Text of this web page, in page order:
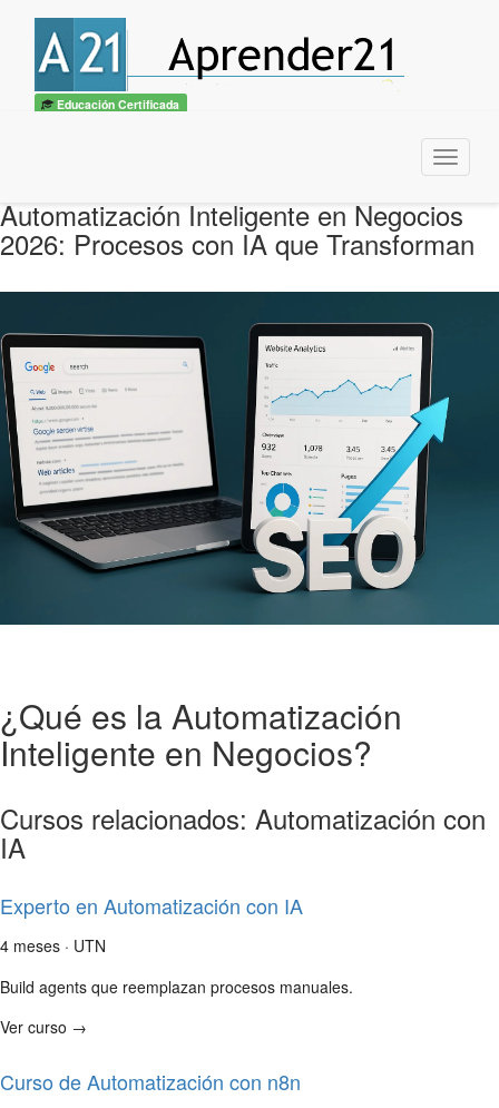
Educación Certificada
Menu
Automatización Inteligente en Negocios
2026: Procesos con IA que Transforman
¿Qué es la Automatización
Inteligente en Negocios?
Cursos relacionados: Automatización con
IA
Experto en Automatización con IA
4 meses · UTN
Build agents que reemplazan procesos manuales.
Ver curso →
Curso de Automatización con n8n